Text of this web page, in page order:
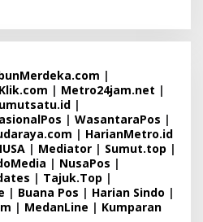
|
| Metro24jam.net |
|
| WasantaraPos |
| HarianMetro.id
| Mediator | Sumut.top |
| NusaPos |
| Tajuk.Top |
| Buana Pos | Harian Sindo |
| MedanLine | Kumparan